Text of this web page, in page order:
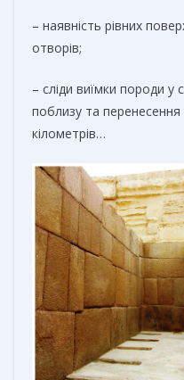
– наявність рівних
отворів;
– сліди виїмки породи у
поблизу та
кілометрів…